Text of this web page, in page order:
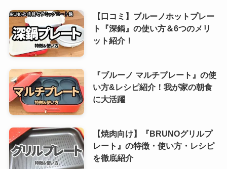
【口コミ】ブルーノホットプレー
ト『深鍋』の使い方＆6つのメリ
ット紹介！
『ブルーノ マルチプレート』の使
い方&レシピ紹介！我が家の朝食
に大活躍
【焼肉向け】『BRUNOグリルプ
レート』の特徴・使い方・レシピ
を徹底紹介